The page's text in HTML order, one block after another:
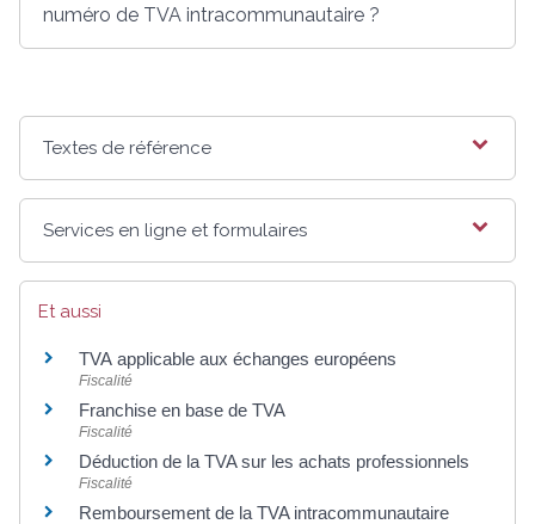
numéro de TVA intracommunautaire ?
Textes de référence
Services en ligne et formulaires
Et aussi
TVA applicable aux échanges européens
Fiscalité
Franchise en base de TVA
Fiscalité
Déduction de la TVA sur les achats professionnels
Fiscalité
Remboursement de la TVA intracommunautaire